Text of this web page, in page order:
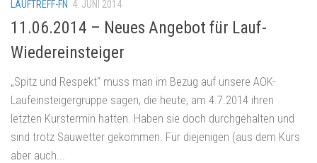
LAUFTREFF-FN 4. JUNI 2014
11.06.2014 – Neues Angebot für Lauf-
Wiedereinsteiger
„Spitz und Respekt“ muss man im Bezug auf unsere AOK-
Laufeinsteigergruppe sagen, die heute, am 4.7.2014 ihren
letzten Kurstermin hatten. Haben sie doch durchgehalten und
sind trotz Sauwetter gekommen. Für diejenigen (aus dem Kurs
aber auch...